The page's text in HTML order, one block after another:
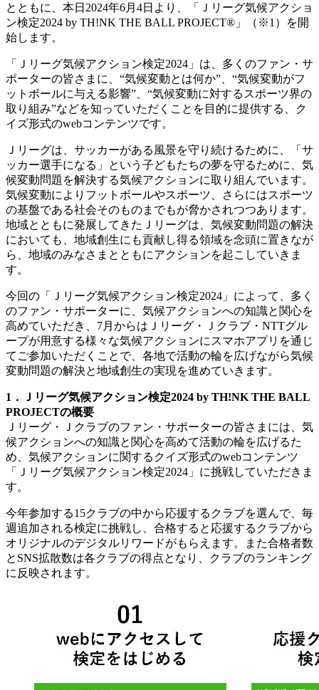
とともに、本日2024年6月4日より、「Ｊリーグ気候アクショ
ン検定2024 by TH!NK THE BALL PROJECT®」（※1）を開
始します。
「Ｊリーグ気候アクション検定2024」は、多くのファン・サ
ポーターの皆さまに、“気候変動とは何か”、“気候変動がフ
ットボールに与える影響”、“気候変動に対するスポーツ界の
取り組み”などを知っていただくことを目的に提供する、ク
イズ形式のwebコンテンツです。
Ｊリーグは、サッカーがある風景を守り続けるために、「サ
ッカー選手になる」という子どもたちの夢を守るために、気
候変動問題を解決する気候アクションに取り組んでいます。
気候変動によりフットボールやスポーツ、さらにはスポーツ
の基盤である社会そのものまでもが脅かされつつあります。
地域とともに発展してきたＪリーグは、気候変動問題の解決
においても、地域創生にも貢献し得る領域を念頭に置きなが
ら、地域のみなさまとともにアクションを起こしていきま
す。
今回の「Ｊリーグ気候アクション検定2024」によって、多く
のファン・サポーターに、気候アクションへの知識と関心を
高めていただき、7月からはＪリーグ・Ｊクラブ・NTTグル
ープが用意する様々な気候アクションにスマホアプリを通じ
てご参加いただくことで、各地で活動の輪を広げながら気候
変動問題の解決と地域創生の実現を進めていきます。
1．Ｊリーグ気候アクション検定2024 by TH!NK THE BALL
PROJECTの概要
Ｊリーグ・Ｊクラブのファン・サポーターの皆さまには、気
候アクションへの知識と関心を高めて活動の輪を広げるた
め、気候アクションに関するクイズ形式のwebコンテンツ
「Ｊリーグ気候アクション検定2024」に挑戦していただきま
す。
今年参加する15クラブの中から応援するクラブを選んで、毎
週追加される検定に挑戦し、合格すると応援するクラブから
オリジナルのデジタルリワードがもらえます。また合格者数
とSNS拡散数は各クラブの得点となり、クラブのランキング
に反映されます。